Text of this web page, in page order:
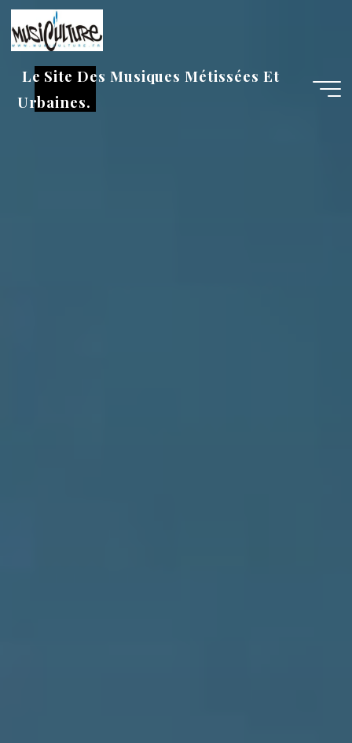
Aller
au
contenu
Le Site Des Musiques Métissées Et
Urbaines.